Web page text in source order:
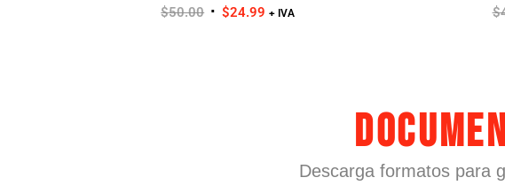
$50.00 $24.99 + IVA $
Descarga formatos para